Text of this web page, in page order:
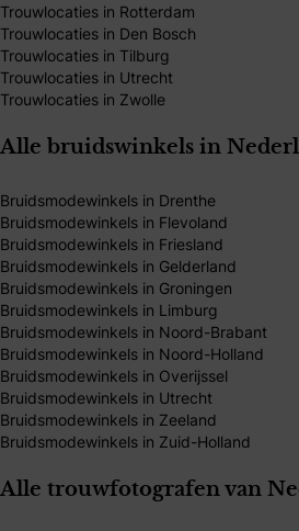
Trouwlocaties in Rotterdam
Trouwlocaties in Den Bosch
Trouwlocaties in Tilburg
Trouwlocaties in Utrecht
Trouwlocaties in Zwolle
Alle bruidswinkels in
Bruidsmodewinkels in Drenthe
Bruidsmodewinkels in Flevoland
Bruidsmodewinkels in Friesland
Bruidsmodewinkels in Gelderland
Bruidsmodewinkels in Groningen
Bruidsmodewinkels in Limburg
Bruidsmodewinkels in Noord-Brabant
Bruidsmodewinkels in Noord-Holland
Bruidsmodewinkels in Overijssel
Bruidsmodewinkels in Utrecht
Bruidsmodewinkels in Zeeland
Bruidsmodewinkels in Zuid-Holland
Alle trouwfotografen van